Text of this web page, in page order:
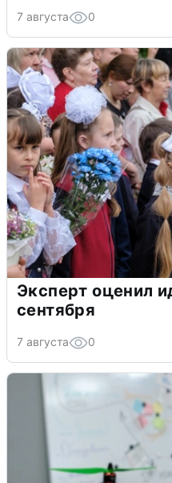
7 августа 0
Эксперт оценил
сентября
7 августа 0